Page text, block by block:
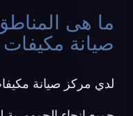
ما هى
صيانة مكيفات
لدي مركز صيانة